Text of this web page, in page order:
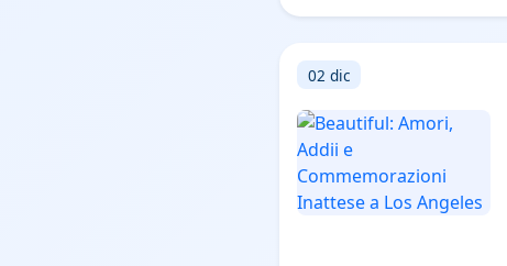
02 dic